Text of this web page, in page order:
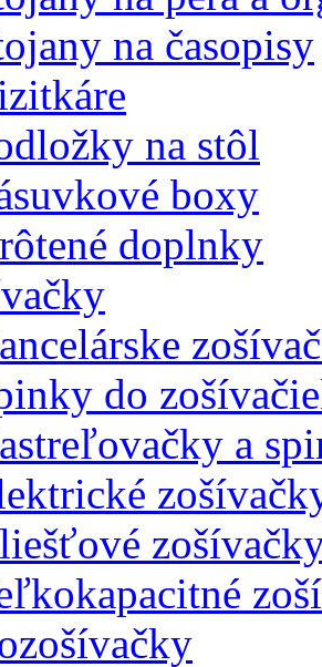
na časopisy
na stôl
boxy
doplnky
do
a